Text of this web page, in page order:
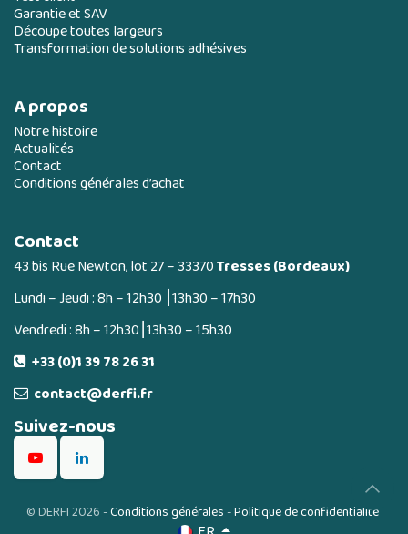
Garantie et SAV
Découpe toutes largeurs
Transformation de solutions adhésives
A propos
Notre histoire
Actualités
Contact
Conditions générales d’achat
Contact
43 bis Rue Newton, lot 27 – 33370Tresses (Bordeaux)
Lundi – Jeudi : 8h – 12h30 ⎮13h30 – 17h30
Vendredi : 8h – 12h30⎮13h30 – 15h30
+33 (0)1 39 78 26 31
contact@derfi.fr
Suivez-nous
©DERFI 2026-Conditions générales-Politique de confidentialité